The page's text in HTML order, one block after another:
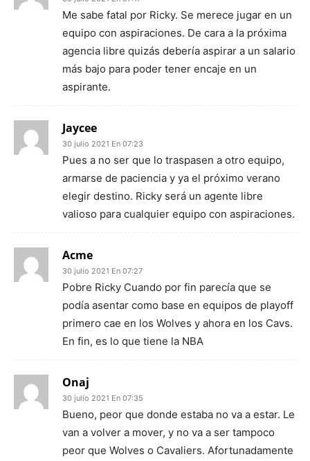
Me sabe fatal por Ricky. Se merece jugar en un
equipo con aspiraciones. De cara a la próxima
agencia libre quizás debería aspirar a un salario
más bajo para poder tener encaje en un
aspirante.
Jaycee
30 julio 2021 En 07:23
Pues a no ser que lo traspasen a otro equipo,
armarse de paciencia y ya el próximo verano
elegir destino. Ricky será un agente libre
valioso para cualquier equipo con aspiraciones.
Acme
30 julio 2021 En 07:27
Pobre Ricky Cuando por fin parecía que se
podía asentar como base en equipos de playoff
primero cae en los Wolves y ahora en los Cavs.
En fin, es lo que tiene la NBA
Onaj
30 julio 2021 En 07:35
Bueno, peor que donde estaba no va a estar. Le
van a volver a mover, y no va a ser tampoco
peor que Wolves o Cavaliers. Afortunadamente